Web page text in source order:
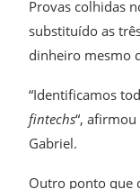
Provas colhidas
substituído as
dinheiro mesmo
“Identificamos
fintechs“,
Gabriel.
Outro ponto que